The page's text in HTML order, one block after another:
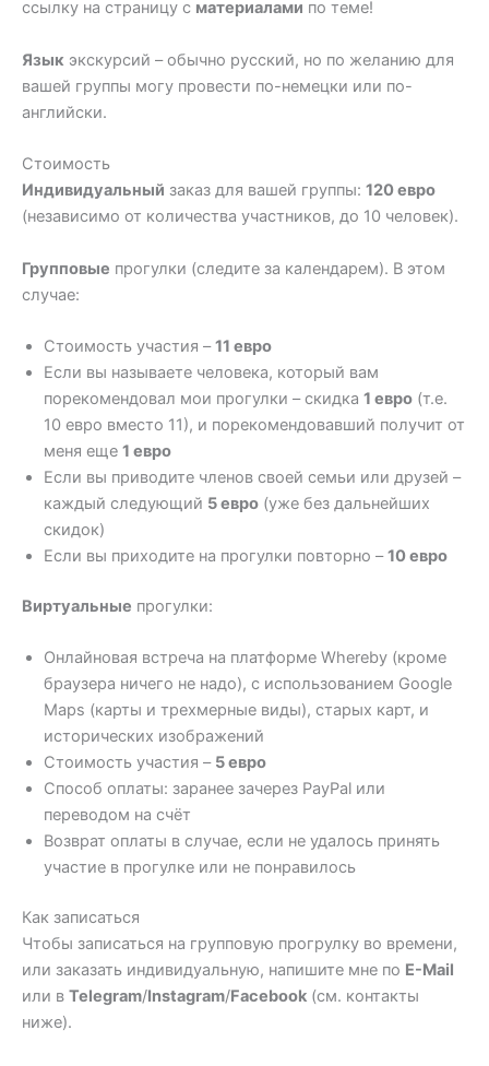
ссылку на страницу с материалами по теме!
Язык экскурсий – обычно русский, но по желанию для
вашей группы могу провести по-немецки или по-
английски.
Стоимость
Индивидуальный заказ для вашей группы: 120 евро
(независимо от количества участников, до 10 человек).
Групповые прогулки (следите за календарем). В этом
случае:
Стоимость участия –11 евро
Если вы называете человека, который вам
порекомендовал мои прогулки – скидка 1 евро (т.е.
10 евро вместо 11), и порекомендовавший получит от
меня еще 1 евро
Если вы приводите членов своей семьи или друзей –
каждый следующий 5 евро (уже без дальнейших
скидок)
Если вы приходите на прогулки повторно –10 евро
Виртуальные прогулки:
Онлайновая встреча на платформе Whereby (кроме
браузера ничего не надо), с использованием Google
Maps (карты и трехмерные виды), старых карт, и
исторических изображений
Стоимость участия – 5 евро
Способ оплаты: заранее зачерез PayPal или
переводом на счёт
Возврат оплаты в случае, если не удалось принять
участие в прогулке или не понравилось
Как записаться
Чтобы записаться на групповую прогрулку во времени,
или заказать индивидуальную, напишите мне по E-Mail
или в Telegram/Instagram/Facebook (см. контакты
ниже).